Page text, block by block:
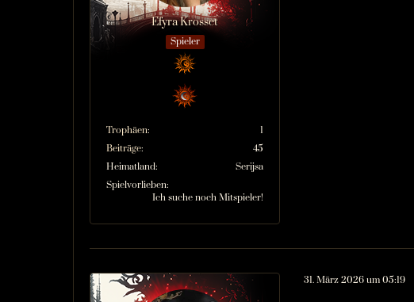
Efyra Krosset
Spieler
Trophäen
1
Beiträge
45
Heimatland
Serijsa
Spielvorlieben
Ich suche noch Mitspieler!
31. März 2026 um 05:19